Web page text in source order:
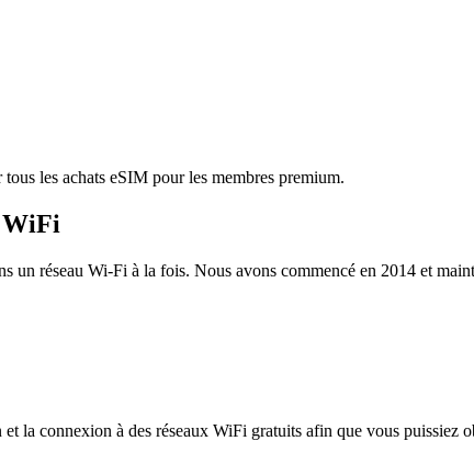
les achats eSIM pour les membres premium.
WiFi
un réseau Wi-Fi à la fois. Nous avons commencé en 2014 et
la connexion à des réseaux WiFi gratuits afin que vous puissiez